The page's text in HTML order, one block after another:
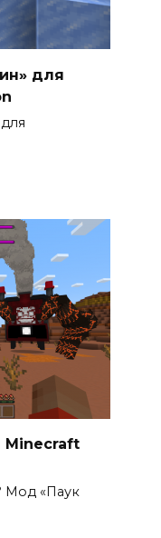
для
Minecraft
Мод «Паук